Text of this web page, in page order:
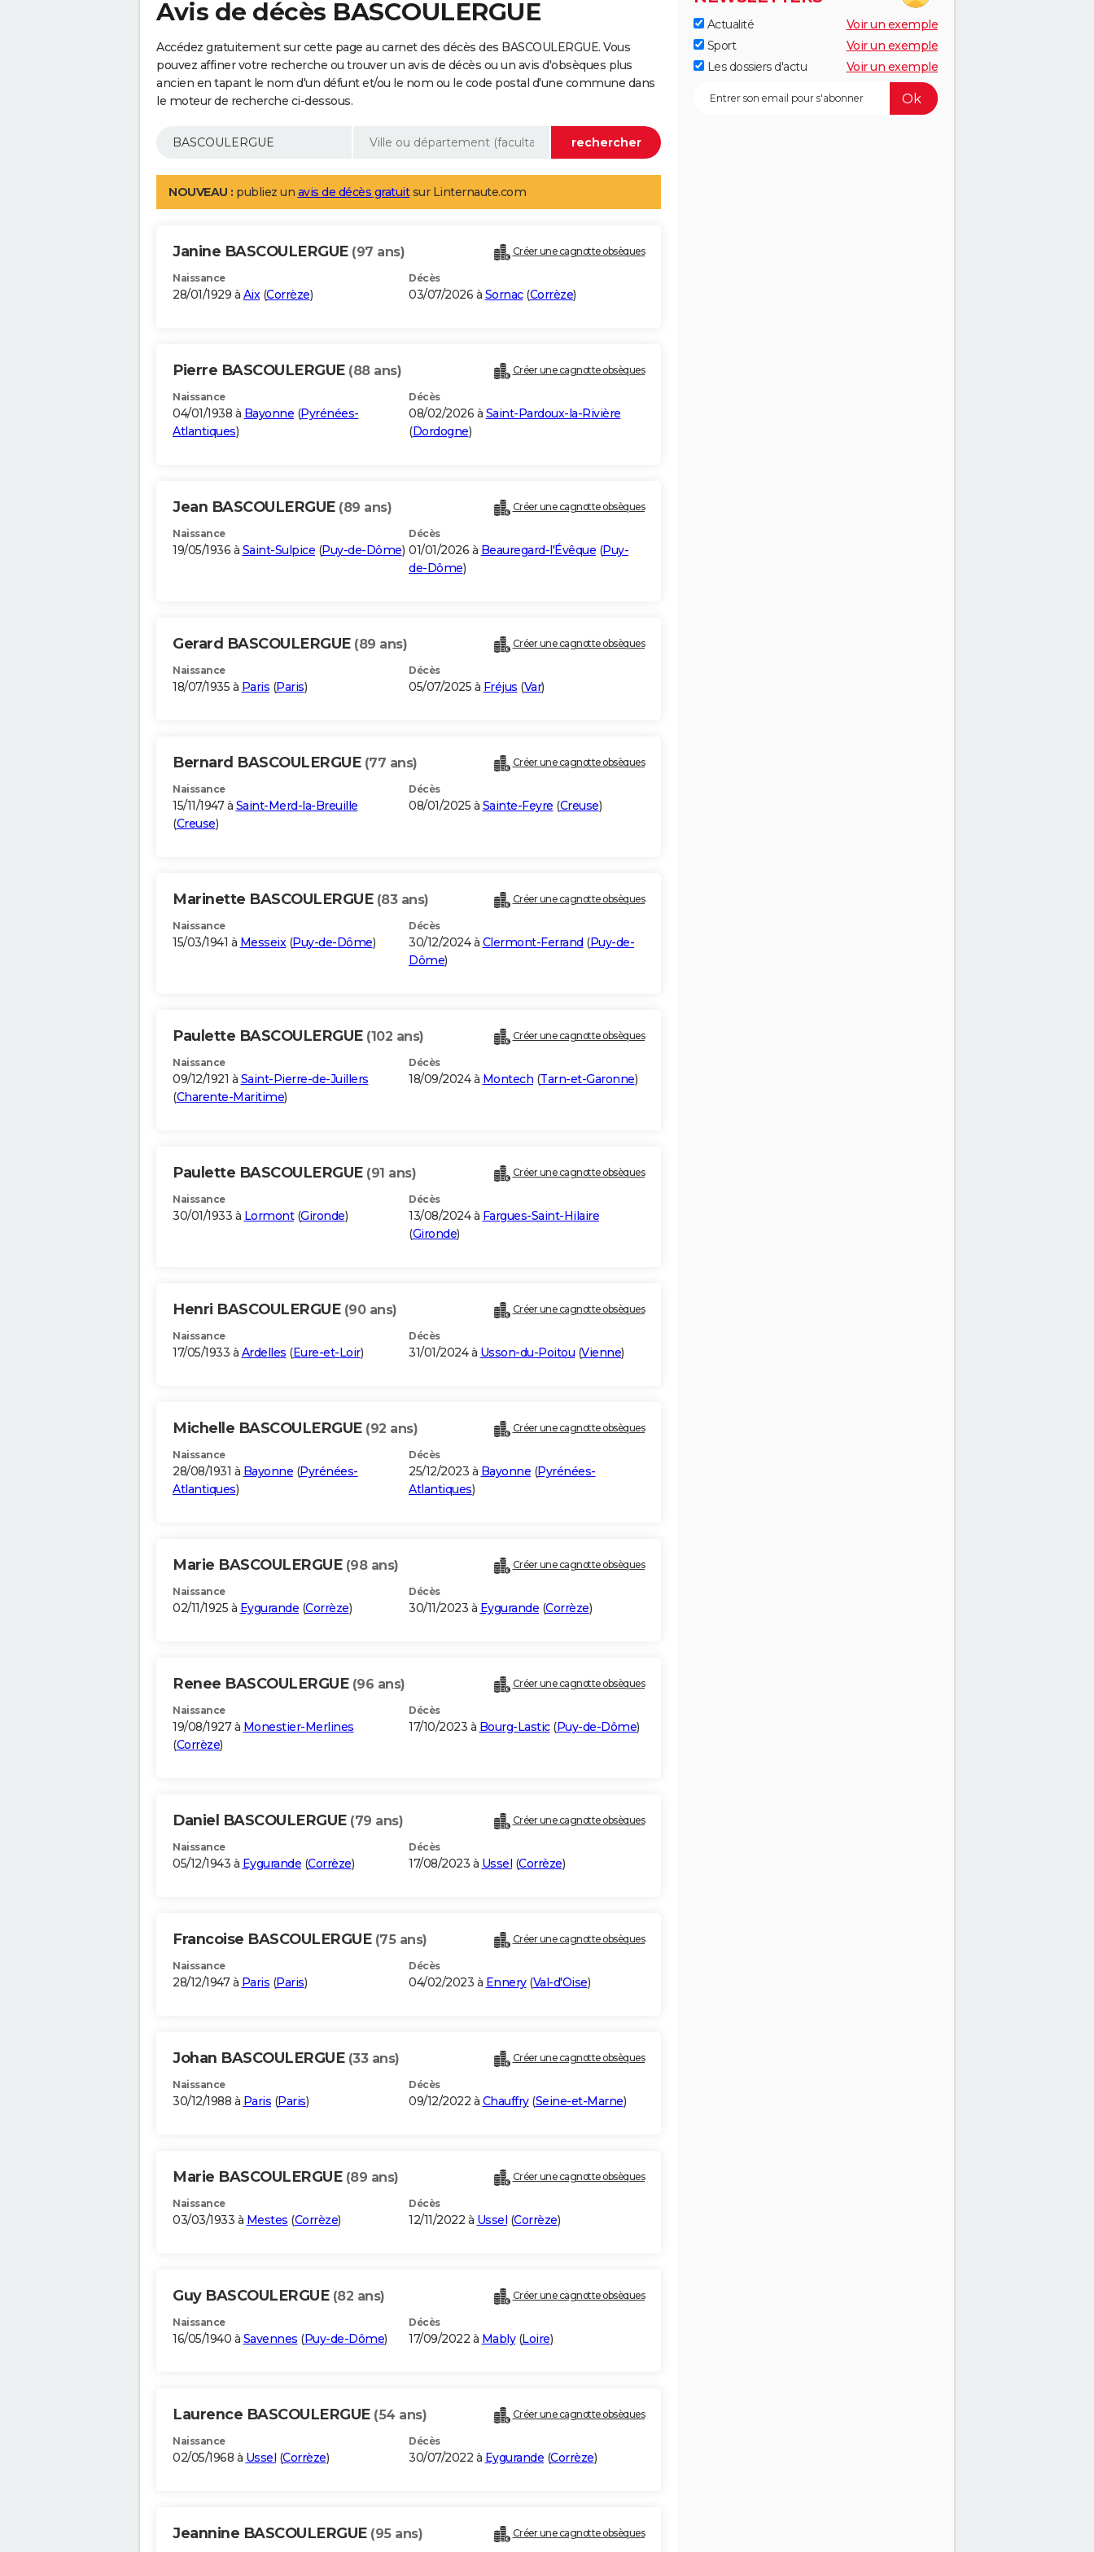
Avis de décès BASCOULERGUE
Accédez gratuitement sur cette page au carnet des décès des BASCOULERGUE. Vous
pouvez affiner votre recherche ou trouver un avis de décès ou un avis d'obsèques plus
ancien en tapant le nom d'un défunt et/ou le nom ou le code postal d'une commune dans
le moteur de recherche ci-dessous.
NOUVEAU : publiez un avis de décès gratuitsur Linternaute.com
Janine BASCOULERGUE (97 ans) Créer une cagnotte obsèques
Naissance
28/01/1929 à Aix(Corrèze)
Décès
03/07/2026 à Sornac(Corrèze)
Pierre BASCOULERGUE (88 ans) Créer une cagnotte obsèques
Naissance
04/01/1938 à Bayonne (Pyrénées-
Atlantiques)
Décès
08/02/2026 à Saint-Pardoux-la-Rivière
(Dordogne)
Jean BASCOULERGUE (89 ans) Créer une cagnotte obsèques
Naissance
19/05/1936 à Saint-Sulpice (Puy-de-Dôme)
Décès
01/01/2026 à Beauregard-l'Évêque (Puy-
de-Dôme)
Gerard BASCOULERGUE (89 ans) Créer une cagnotte obsèques
Naissance
18/07/1935 à Paris (Paris)
Décès
05/07/2025 à Fréjus (Var)
Bernard BASCOULERGUE (77 ans) Créer une cagnotte obsèques
Naissance
15/11/1947 à Saint-Merd-la-Breuille
(Creuse)
Décès
08/01/2025 à Sainte-Feyre (Creuse)
Marinette BASCOULERGUE (83 ans) Créer une cagnotte obsèques
Naissance
15/03/1941 à Messeix(Puy-de-Dôme)
Décès
30/12/2024 à Clermont-Ferrand (Puy-de-
Dôme)
Paulette BASCOULERGUE (102 ans) Créer une cagnotte obsèques
Naissance
09/12/1921 à Saint-Pierre-de-Juillers
(Charente-Maritime)
Décès
18/09/2024 à Montech (Tarn-et-Garonne)
Paulette BASCOULERGUE (91 ans) Créer une cagnotte obsèques
Naissance
30/01/1933 à Lormont(Gironde)
Décès
13/08/2024 à Fargues-Saint-Hilaire
(Gironde)
Henri BASCOULERGUE (90 ans) Créer une cagnotte obsèques
Naissance
17/05/1933 à Ardelles (Eure-et-Loir)
Décès
31/01/2024 à Usson-du-Poitou (Vienne)
Michelle BASCOULERGUE (92 ans) Créer une cagnotte obsèques
Naissance
28/08/1931 à Bayonne (Pyrénées-
Atlantiques)
Décès
25/12/2023 à Bayonne (Pyrénées-
Atlantiques)
Marie BASCOULERGUE (98 ans) Créer une cagnotte obsèques
Naissance
02/11/1925 à Eygurande (Corrèze)
Décès
30/11/2023 à Eygurande (Corrèze)
Renee BASCOULERGUE (96 ans) Créer une cagnotte obsèques
Naissance
19/08/1927 à Monestier-Merlines
(Corrèze)
Décès
17/10/2023 à Bourg-Lastic(Puy-de-Dôme)
Daniel BASCOULERGUE (79 ans) Créer une cagnotte obsèques
Naissance
05/12/1943 à Eygurande (Corrèze)
Décès
17/08/2023 à Ussel (Corrèze)
Francoise BASCOULERGUE (75 ans) Créer une cagnotte obsèques
Naissance
28/12/1947 à Paris (Paris)
Décès
04/02/2023 à Ennery(Val-d'Oise)
Johan BASCOULERGUE (33 ans) Créer une cagnotte obsèques
Naissance
30/12/1988 à Paris (Paris)
Décès
09/12/2022 à Chauffry(Seine-et-Marne)
Marie BASCOULERGUE (89 ans) Créer une cagnotte obsèques
Naissance
03/03/1933 à Mestes (Corrèze)
Décès
12/11/2022 à Ussel (Corrèze)
Guy BASCOULERGUE (82 ans) Créer une cagnotte obsèques
Naissance
16/05/1940 à Savennes (Puy-de-Dôme)
Décès
17/09/2022 à Mably(Loire)
Laurence BASCOULERGUE (54 ans) Créer une cagnotte obsèques
Naissance
02/05/1968 à Ussel (Corrèze)
Décès
30/07/2022 à Eygurande (Corrèze)
Jeannine BASCOULERGUE (95 ans) Créer une cagnotte obsèques
Actualité
Voir un exemple
Sport
Voir un exemple
Les dossiers d'actu
Voir un exemple